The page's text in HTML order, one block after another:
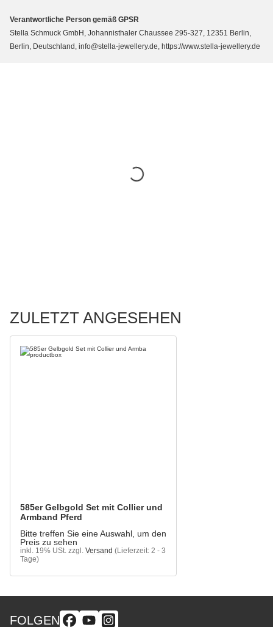
Verantwortliche Person gemäß GPSR
Stella Schmuck GmbH, Johannisthaler Chaussee 295-327, 12351 Berlin,
Berlin, Deutschland, info@stella-jewellery.de, https://www.stella-jewellery.de
ZULETZT ANGESEHEN
585er Gelbgold Set mit Collier und
Armband Pferd
Bitte treffen Sie eine Auswahl, um den
Preis zu sehen
inkl. 19% USt. zzgl. Versand (Lieferzeit: 2 - 3
Tage)
FOLGEN